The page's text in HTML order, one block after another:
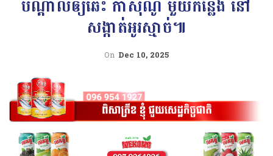
បណ្តាលឲ្យឆេះ កាស៊ីណូ មួយកន្លែង នៅ
សង្កាត់អូរស្មាច់៕
On Dec 10, 2025